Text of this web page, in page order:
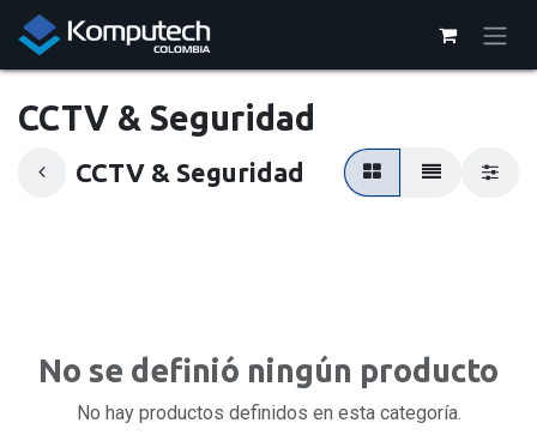
Ir al contenido
CCTV & Seguridad
CCTV & Seguridad
No se definió ningún producto
No hay productos definidos en esta categoría.